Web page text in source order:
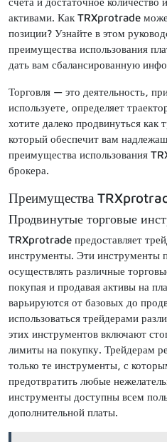
активами. Как TRXprotrade
позиции? Узнайте в этом
преимущества использования
дать вам сбалансированную
Торговля — это деятельность,
используете, определяет
хотите далеко продвинуться
который обеспечит вам
преимущества использования
брокера.
Преимущества
Продвинутые торговые
TRXprotrade предоставляет
инструменты. Эти инструменты
осуществлять различные
покупая и продавая активы на
варьируются от базовых до
использоваться трейдерами
этих инструментов включают
лимиты на покупку. Трейдерам
только те инструменты, с
предотвратить любые
инструменты доступны всем
дополнительной платы.